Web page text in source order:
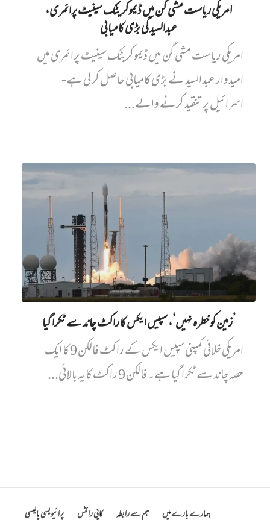
امریکی ریاست مشی گن میں ڈیموکریٹک سینیٹ پرائمری،
عبدالسید کی بڑی کامیابی
امریکی ریاست مشی گن میں ڈیموکریٹک سینیٹ پرائمری میں‌
امیدوار عبدالسید نے بڑی کامیابی حاصل کر لی ہے-
اسرائیل پر تنقید کرنے والے...
’زمین کو خطرہ نہیں‘، سپیس ایکس کا راکٹ چاند سے ٹکرا گیا
امریکی خلائی کمپنی سپیس ایکس کے راکٹ فالکن 9 کا ایک
حصہ چاند سے ٹکرا گیا ہے۔ فالکن 9 راکٹ کا یہ بالائی...
ہمارے بارے میں ہم سے رابطہ کاپی رائٹس پرائیویسی پالیسی